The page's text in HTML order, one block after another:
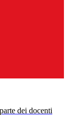
dei docenti